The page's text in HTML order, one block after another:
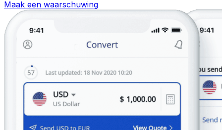
Maak een waarschuwing